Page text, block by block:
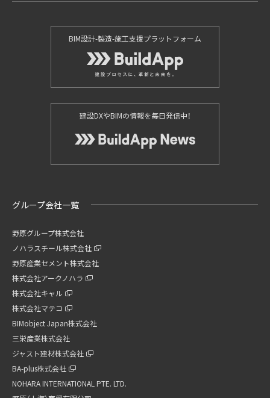
BIM設計-製造-施工支援プラットフォーム
建設DXやBIMの情報を毎日発信中！
グループ会社一覧
野原グループ株式会社
ノハラスチール株式会社
野原産業セメント株式会社
株式会社アークノハラ
株式会社キャル
株式会社マテコ
BIMobject Japan株式会社
三栄産業株式会社
ジャスト建材株式会社
BA-plus株式会社
NOHARA INTERNATIONAL PTE. LTD.